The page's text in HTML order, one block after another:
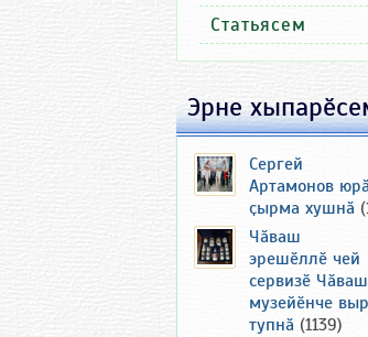
Статьясем
Эрне
Сергей
Артамонов юрӑ
ҫырма хушнӑ
Чӑваш
эрешӗллӗ чей
сервизӗ
музейӗнче
тупнӑ (1139)